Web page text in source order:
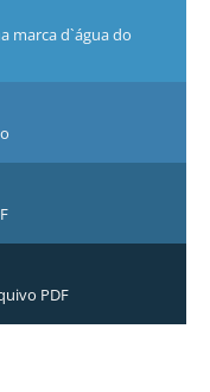
marca d`água do
PDF